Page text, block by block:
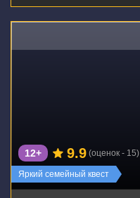
Яркий семейный квест
12+ 9.9 (оценок - 15)